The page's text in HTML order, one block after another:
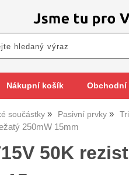
Nákupní košík Obchodní
součástky Pasivní prvky
250mW 15mm
50K